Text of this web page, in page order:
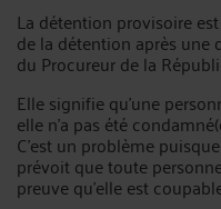
La détention provisoire
de la détention après une
du Procureur de la
Elle signifie qu’une
elle n’a pas été
C’est un problème
prévoit que toute
preuve qu’elle est